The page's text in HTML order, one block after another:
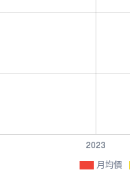
月均價